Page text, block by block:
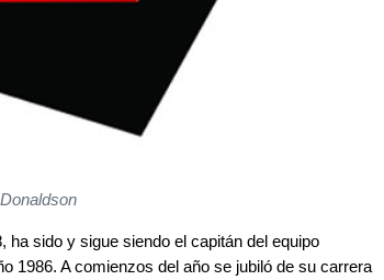
sido y sigue siendo el capitán del equipo
1986. A comienzos del año se jubiló de su carrera